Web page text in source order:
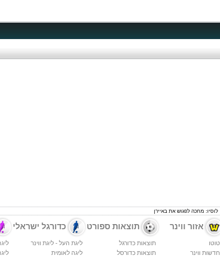
לוסיו: מחכה לפגוש את באיירן
אזור ווינר
טוטו
חדשות ווינר
תוצאות ספורט
תוצאות כדורגל
תוצאות כדורסל
כדורגל ישראלי
ליגת העל - ליגת ווינר
ליגה לאומית